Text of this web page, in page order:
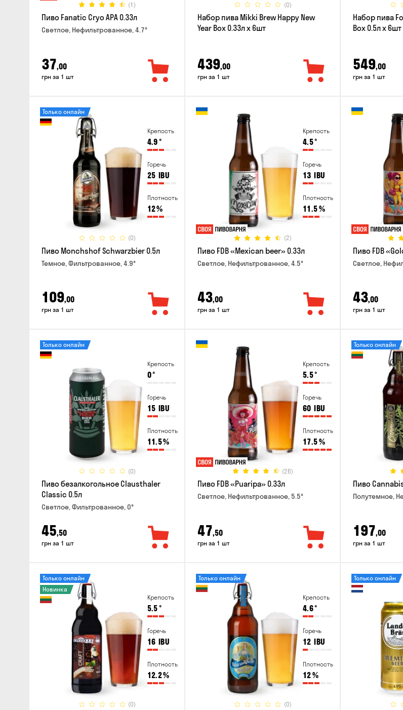
(1)
Пиво Fanatic Cryo APA 0.33л
Светлое, Нефильтрованное, 4.7°
37,00
грн за 1 шт
(0)
Набор пива Mikki Brew Happy New
Year Box 0.33л x 6шт
439,00
грн за 1 шт
Набор пива
Box 0.5л x 6шт
549,00
грн за 1 шт
Крепость
4.9°
Горечь
25 IBU
Плотность
12%
(0)
Только онлайн
Пиво Monchshof Schwarzbier 0.5л
Темное, Фильтрованное, 4.9°
109,00
грн за 1 шт
Крепость
4.5°
Горечь
13 IBU
Плотность
11.5%
(2)
Пиво FDB «Mexican beer» 0.33л
Светлое, Нефильтрованное, 4.5°
43,00
грн за 1 шт
Пиво FDB
Светлое,
43,00
грн за 1 шт
Крепость
0°
Горечь
15 IBU
Плотность
11.5%
(0)
Только онлайн
Пиво безалкогольное Clausthaler
Classic 0.5л
Светлое, Фильтрованное, 0°
45,50
грн за 1 шт
Крепость
5.5°
Горечь
60 IBU
Плотность
17.5%
(26)
Пиво FDB «Puaripa» 0.33л
Светлое, Нефильтрованное, 5.5°
47,50
грн за 1 шт
Только онлайн
Пиво
Полутемное,
197,00
грн за 1 шт
Крепость
5.5°
Горечь
16 IBU
Плотность
12.2%
(0)
Только онлайн
Новинка
Крепость
4.6°
Горечь
12 IBU
Плотность
12%
(0)
Только онлайн Только онлайн